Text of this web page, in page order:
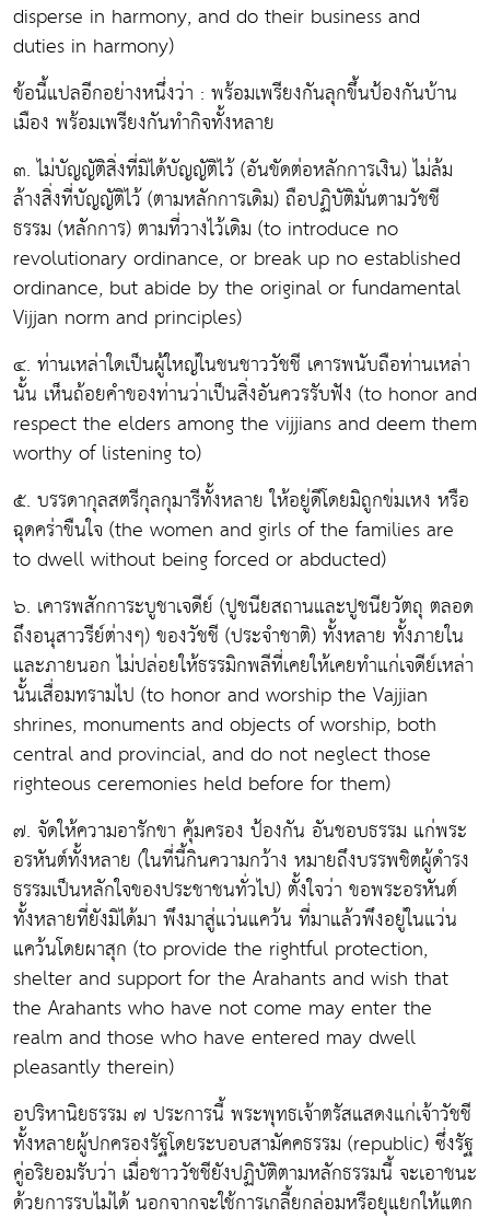
disperse in harmony, and do their business and
duties in harmony)
ข้อนี้แปลอีกอย่างหนึ่งว่า : พร้อมเพรียงกันลุกขึ้นป้องกันบ้าน
เมือง พร้อมเพรียงกันทำกิจทั้งหลาย
๓. ไม่บัญญัติสิ่งที่มิได้บัญญัติไว้ (อันขัดต่อหลักการเงิน) ไม่ล้ม
ล้างสิ่งที่บัญญัติไว้ (ตามหลักการเดิม) ถือปฏิบัติมั่นตามวัชชี
ธรรม (หลักการ) ตามที่วางไว้เดิม (to introduce no
revolutionary ordinance, or break up no established
ordinance, but abide by the original or fundamental
Vijjan norm and principles)
๔. ท่านเหล่าใดเป็นผู้ใหญ่ในชนชาววัชชี เคารพนับถือท่านเหล่า
นั้น เห็นถ้อยคำของท่านว่าเป็นสิ่งอันควรรับฟัง (to honor and
respect the elders among the vijjians and deem them
worthy of listening to)
๕. บรรดากุลสตรีกุลกุมารีทั้งหลาย ให้อยู่ดีโดยมิถูกข่มเหง หรือ
ฉุดคร่าขืนใจ (the women and girls of the families are
to dwell without being forced or abducted)
๖. เคารพสักการะบูชาเจดีย์ (ปูชนียสถานและปูชนียวัตถุ ตลอด
ถึงอนุสาวรีย์ต่างๆ) ของวัชชี (ประจำชาติ) ทั้งหลาย ทั้งภายใน
และภายนอก ไม่ปล่อยให้ธรรมิกพลีที่เคยให้เคยทำแก่เจดีย์เหล่า
นั้นเสื่อมทรามไป (to honor and worship the Vajjian
shrines, monuments and objects of worship, both
central and provincial, and do not neglect those
righteous ceremonies held before for them)
๗. จัดให้ความอารักขา คุ้มครอง ป้องกัน อันชอบธรรม แก่พระ
อรหันต์ทั้งหลาย (ในที่นี้กินความกว้าง หมายถึงบรรพชิตผู้ดำรง
ธรรมเป็นหลักใจของประชาชนทั่วไป) ตั้งใจว่า ขอพระอรหันต์
ทั้งหลายที่ยังมิได้มา พึงมาสู่แว่นแคว้น ที่มาแล้วพึงอยู่ในแว่น
แคว้นโดยผาสุก (to provide the rightful protection,
shelter and support for the Arahants and wish that
the Arahants who have not come may enter the
realm and those who have entered may dwell
pleasantly therein)
อปริหานิยธรรม ๗ ประการนี้ พระพุทธเจ้าตรัสแสดงแก่เจ้าวัชชี
ทั้งหลายผู้ปกครองรัฐโดยระบอบสามัคคธรรม (republic) ซึ่งรัฐ
คู่อริยอมรับว่า เมื่อชาววัชชียังปฏิบัติตามหลักธรรมนี้ จะเอาชนะ
ด้วยการรบไม่ได้ นอกจากจะใช้การเกลี้ยกล่อมหรือยุแยกให้แตก